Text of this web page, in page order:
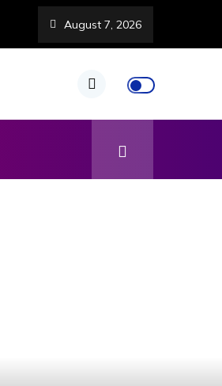
August 7, 2026